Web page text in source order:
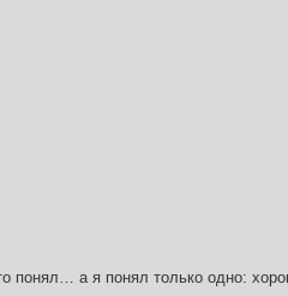
понял… а я понял только одно: